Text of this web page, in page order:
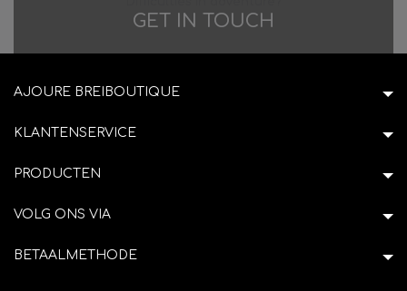
GET IN TOUCH
AJOURE BREIBOUTIQUE
KLANTENSERVICE
PRODUCTEN
VOLG ONS VIA
BETAALMETHODE